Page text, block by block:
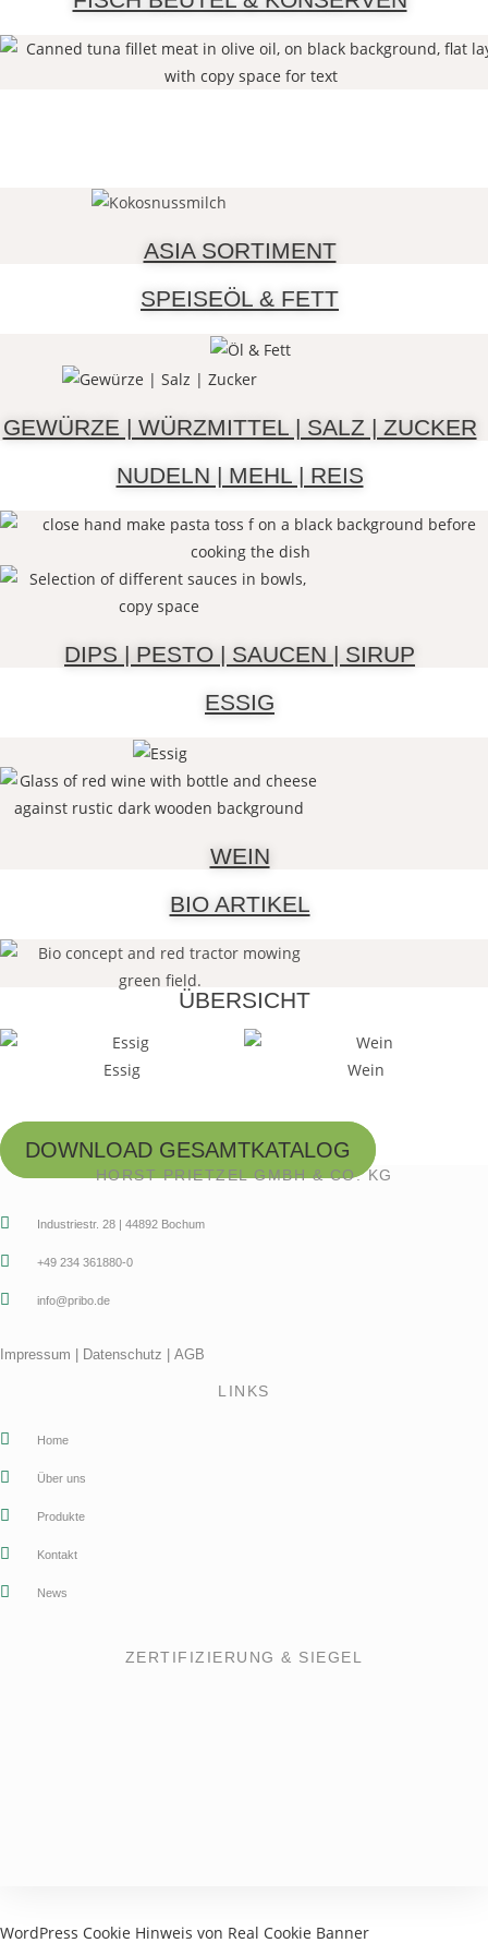
ASIA SORTIMENT
SPEISEÖL & FETT
GEWÜRZE | WÜRZMITTEL | SALZ | ZUCKER
NUDELN | MEHL | REIS
DIPS | PESTO | SAUCEN | SIRUP
ESSIG
WEIN
BIO ARTIKEL
ÜBERSICHT
Essig Wein
DOWNLOAD GESAMTKATALOG
HORST PRIETZEL GMBH & CO. KG
Industriestr. 28 | 44892 Bochum
+49 234 361880-0
info@pribo.de
Impressum | Datenschutz | AGB
LINKS
Home
Über uns
Produkte
Kontakt
News
ZERTIFIZIERUNG & SIEGEL
WordPress Cookie Hinweis von Real Cookie Banner